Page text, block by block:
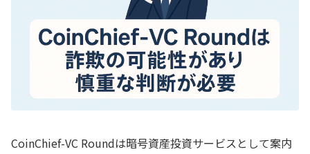
CoinChief-VC Roundの悪い口コミや評判
現時点では信頼性を裏付ける十分な口コミは確認で
CoinChief-VC Roundで確認される手口や利用時の注意
CoinChief-VC Roundは暗号資産投資サービスとして案内